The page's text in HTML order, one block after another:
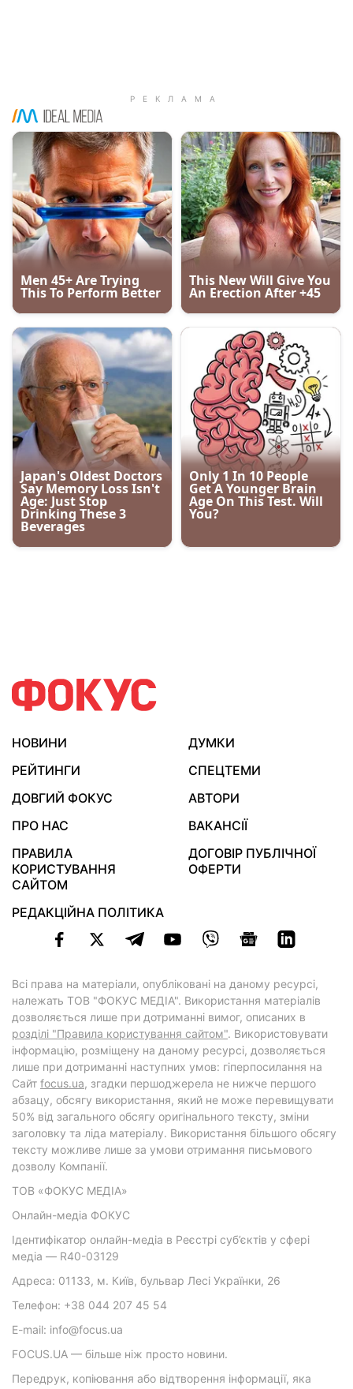
НОВИНИ
ДУМКИ
РЕЙТИНГИ
СПЕЦТЕМИ
ДОВГИЙ ФОКУС
АВТОРИ
ПРО НАС
ВАКАНСІЇ
ПРАВИЛА
КОРИСТУВАННЯ
САЙТОМ
ДОГОВІР ПУБЛІЧНОЇ
ОФЕРТИ
РЕДАКЦІЙНА ПОЛІТИКА
Всі права на матеріали, опубліковані на даному ресурсі,
належать ТОВ "ФОКУС МЕДІА". Використання матеріалів
дозволяється лише при дотриманні вимог, описаних в
розділі "Правила користування сайтом". Використовувати
інформацію, розміщену на даному ресурсі, дозволяється
лише при дотриманні наступних умов: гіперпосилання на
Cайт focus.ua, згадки першоджерела не нижче першого
абзацу, обсягу використання, який не може перевищувати
50% від загального обсягу оригінального тексту, зміни
заголовку та ліда матеріалу. Використання більшого обсягу
тексту можливе лише за умови отримання письмового
дозволу Компанії.
ТОВ «ФОКУС МЕДІА»
Онлайн-медіа ФОКУС
Ідентифікатор онлайн-медіа в Реєстрі суб’єктів у сфері
медіа — R40-03129
Адреса: 01133, м. Київ, бульвар Лесі Українки, 26
Телефон: +38 044 207 45 54
E-mail: info@focus.ua
FOCUS.UA — більше ніж просто новини.
Передрук, копіювання або відтворення інформації, яка